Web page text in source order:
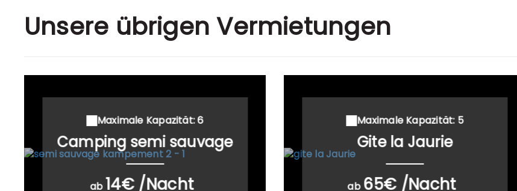
Unsere übrigen Vermietungen
Maximale Kapazität: 6
Camping semi sauvage
ab14€ /Nacht
Maximale Kapazität: 5
Gite la Jaurie
ab 65€ /Nacht